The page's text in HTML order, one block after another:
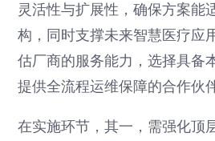
灵活性与扩展性，确保方案能
构，同时支撑未来智慧医疗应
估厂商的服务能力，选择具备
提供全流程运维保障的合作伙
在实施环节，其一，需强化顶